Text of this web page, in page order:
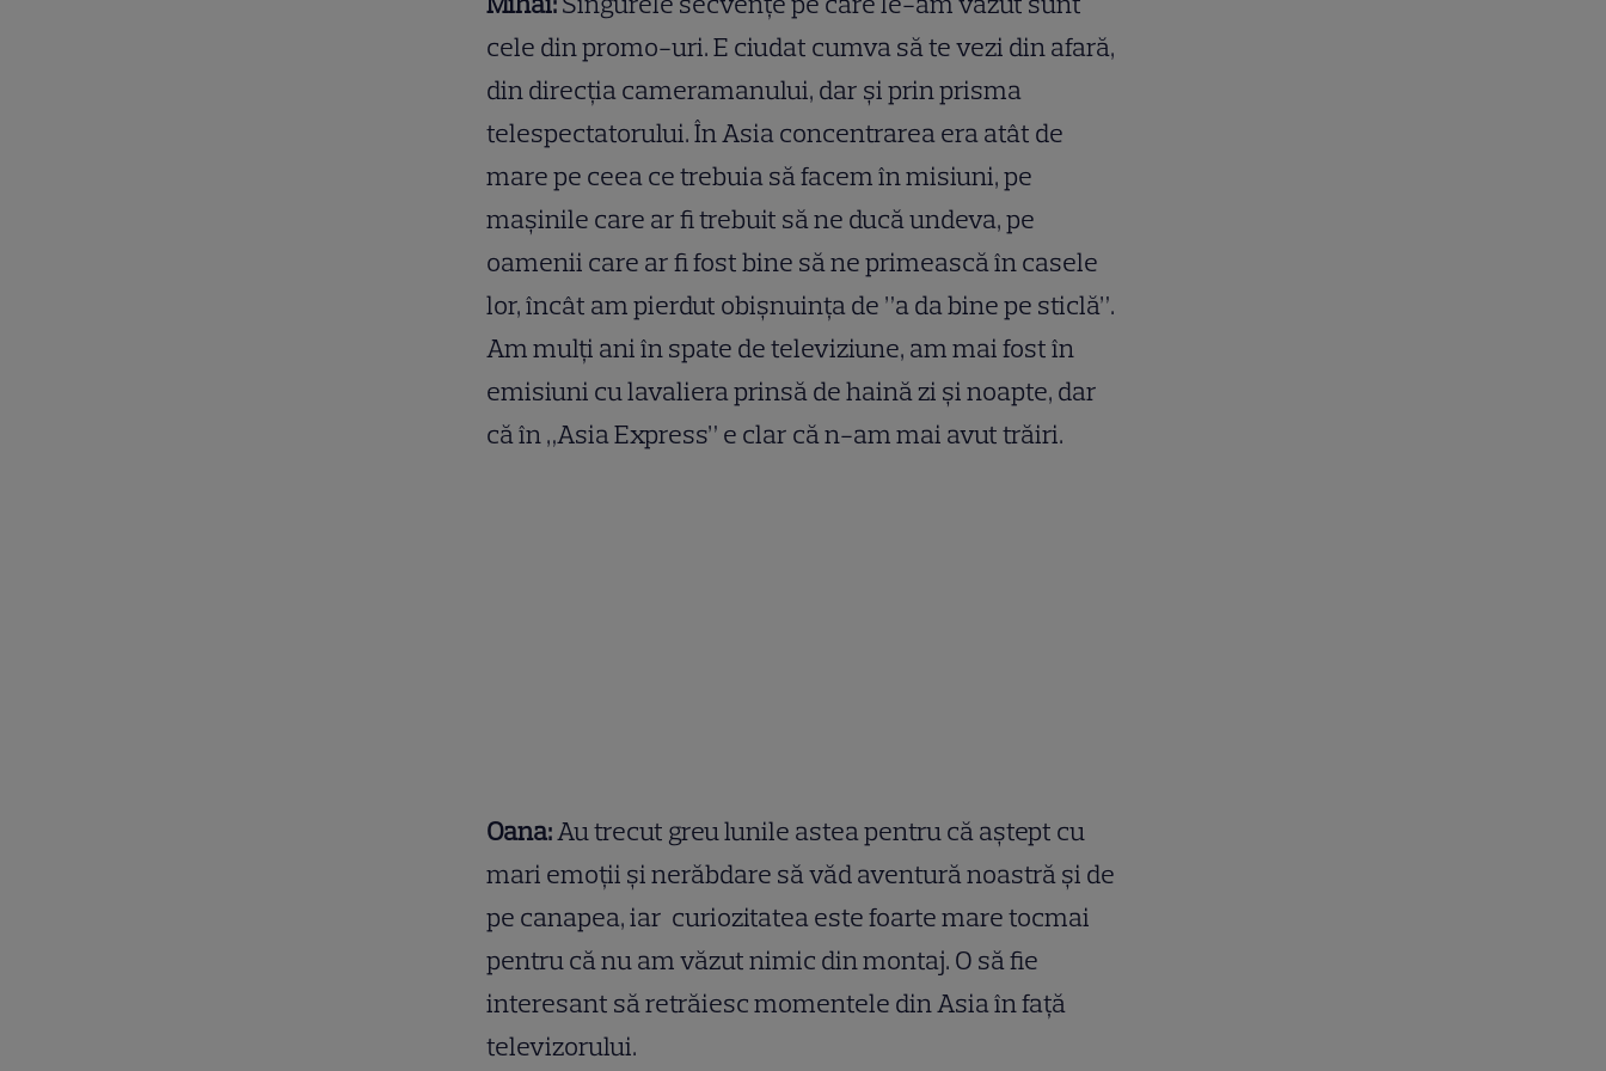
cele din promo-uri. E ciudat cumva să te vezi din afară,
din direcția cameramanului, dar și prin prisma
telespectatorului. În Asia concentrarea era atât de
mare pe ceea ce trebuia să facem în misiuni, pe
mașinile care ar fi trebuit să ne ducă undeva, pe
oamenii care ar fi fost bine să ne primească în casele
lor, încât am pierdut obișnuința de ”a da bine pe sticlă”.
Am mulți ani în spate de televiziune, am mai fost în
emisiuni cu lavaliera prinsă de haină zi și noapte, dar
că în „Asia Express” e clar că n-am mai avut trăiri.
Oana:Au trecut greu lunile astea pentru că aștept cu
mari emoții și nerăbdare să văd aventură noastră și de
pe canapea, iar curiozitatea este foarte mare tocmai
pentru că nu am văzut nimic din montaj. O să fie
interesant să retrăiesc momentele din Asia în față
televizorului.